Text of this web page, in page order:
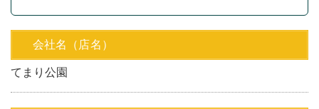
会社名（店名）
てまり公園